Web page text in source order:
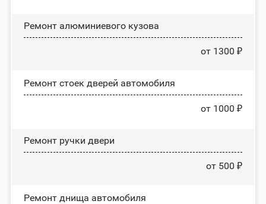
Ремонт алюминиевого кузова
от 1300 ₽
Ремонт стоек дверей автомобиля
от 1000 ₽
Ремонт ручки двери
от 500 ₽
Ремонт днища автомобиля